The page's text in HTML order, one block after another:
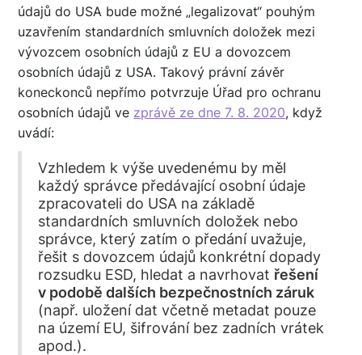
údajů do USA bude možné „legalizovat“ pouhým
uzavřením standardních smluvních doložek mezi
vývozcem osobních údajů z EU a dovozcem
osobních údajů z USA. Takový právní závěr
koneckonců nepřímo potvrzuje Úřad pro ochranu
osobních údajů ve zprávě ze dne 7. 8. 2020, když
uvádí:
Vzhledem k výše uvedenému by měl
každý správce předávající osobní údaje
zpracovateli do USA na základě
standardních smluvních doložek nebo
správce, který zatím o předání uvažuje,
řešit s dovozcem údajů konkrétní dopady
rozsudku ESD, hledat a navrhovatřešení
v podobě dalších bezpečnostních záruk
(např. uložení dat včetně metadat pouze
na území EU, šifrování bez zadních vrátek
apod.).